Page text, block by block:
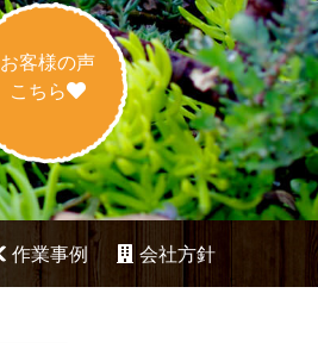
お客様の声
こちら
作業事例 会社方針